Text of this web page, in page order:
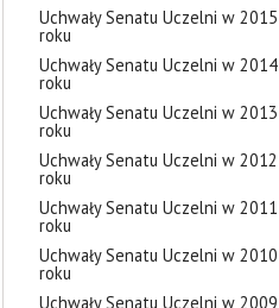
Uchwały Senatu Uczelni w 2015
roku
Uchwały Senatu Uczelni w 2014
roku
Uchwały Senatu Uczelni w 2013
roku
Uchwały Senatu Uczelni w 2012
roku
Uchwały Senatu Uczelni w 2011
roku
Uchwały Senatu Uczelni w 2010
roku
Uchwały Senatu Uczelni w 2009